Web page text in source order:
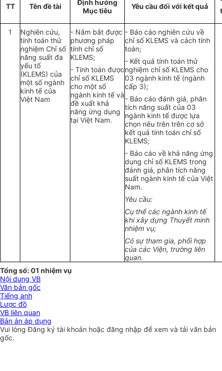
TT Tên đề tài
Định hướng
Mục tiêu
Yêu cầu đối với kết quả
1
Nghiên cứu,
tính toán thử
nghiệm Chỉ số
năng suất đa
yếu tố
(KLEMS) của
một số ngành
kinh tế của
Việt Nam
- Nắm bắt được
phương pháp
tính chỉ số
KLEMS;
- Tính toán được
chỉ số KLEMS
cho một số
ngành kinh tế và
đề xuất khả
năng ứng dụng
tại Việt Nam.
- Báo cáo nghiên cứu về
chỉ số KLEMS và cách tính
toán;
- Kết quả tính toán thử
nghiệm chỉ số KLEMS cho
03 ngành kinh tế (ngành
cấp 3);
- Báo cáo đánh giá, phân
tích năng suất của 03
ngành kinh tế được lựa
chọn nêu trên trên cơ sở
kết quả tính toán chỉ số
KLEMS;
- Báo cáo về khả năng ứng
dụng chỉ số KLEMS trong
đánh giá, phân tích năng
suất ngành kinh tế của Việt
Nam.
Yêu cầu:
Cụ thể các ngành kinh tế
khi xây dựng Thuyết minh
nhiệm vụ;
Có sự tham gia, phối hợp
của các Viện, trường liên
quan.
Tổng số: 01 nhiệm vụ
Nội dung VB
Văn bản gốc
Tiếng anh
Lược đồ
VB liên quan
Bản án áp dụng
Vui lòngĐăng ký tài khoản hoặc đăng nhập để xem và tải văn bản
gốc.